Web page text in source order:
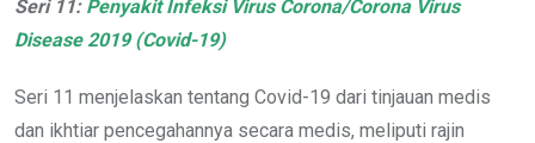
Seri 11: Penyakit Infeksi Virus Corona/Corona Virus
Disease 2019 (Covid-19)
Seri 11 menjelaskan tentang Covid-19 dari tinjauan medis
dan ikhtiar pencegahannya secara medis, meliputi rajin